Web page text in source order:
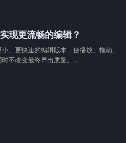
现更流畅的编辑？
、更快速的编辑版本，使播放、拖动、
不改变最终导出质量。...